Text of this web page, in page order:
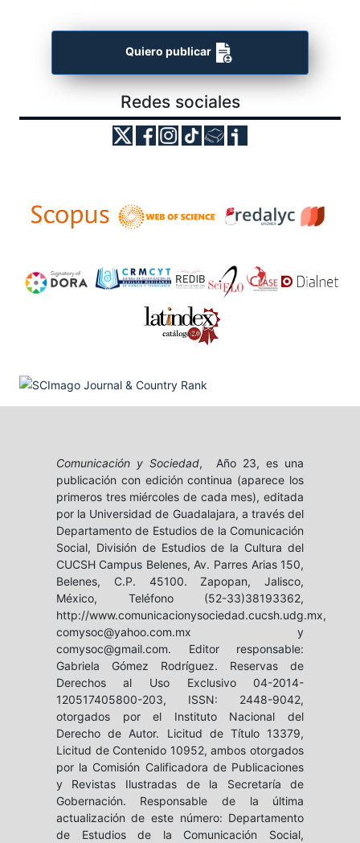
Quiero publicar
Redes sociales
Comunicación y Sociedad, Año 23, es una
publicación con edición continua (aparece los
primeros tres miércoles de cada mes), editada
por la Universidad de Guadalajara, a través del
Departamento de Estudios de la Comunicación
Social, División de Estudios de la Cultura del
CUCSH Campus Belenes, Av. Parres Arias 150,
Belenes, C.P. 45100. Zapopan, Jalisco,
México, Teléfono (52-33)38193362,
http://www.comunicacionysociedad.cucsh.udg.mx,
comysoc@yahoo.com.mx y
comysoc@gmail.com. Editor responsable:
Gabriela Gómez Rodríguez. Reservas de
Derechos al Uso Exclusivo 04-2014-
120517405800-203, ISSN: 2448-9042,
otorgados por el Instituto Nacional del
Derecho de Autor. Licitud de Título 13379,
Licitud de Contenido 10952, ambos otorgados
por la Comisión Calificadora de Publicaciones
y Revistas Ilustradas de la Secretaría de
Gobernación. Responsable de la última
actualización de este número: Departamento
de Estudios de la Comunicación Social,